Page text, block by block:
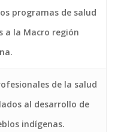
programas de salud
a la Macro región
de la salud
al desarrollo de
indígenas.